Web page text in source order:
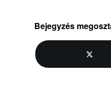
Bejegyzés